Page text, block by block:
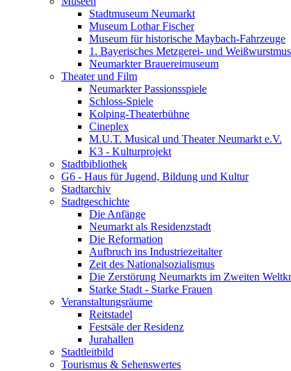
Stadtmuseum Neumarkt
Museum Lothar Fischer
Museum für historische Maybach-Fahrzeuge
1. Bayerisches Metzgerei- und
Neumarkter Brauereimuseum
Theater und Film
Neumarkter Passionsspiele
Schloss-Spiele
Kolping-Theaterbühne
Cineplex
M.U.T. Musical und Theater Neumarkt e.V.
K3 - Kulturprojekt
Stadtbibliothek
G6 - Haus für Jugend, Bildung und Kultur
Stadtarchiv
Stadtgeschichte
Die Anfänge
Neumarkt als Residenzstadt
Die Reformation
Aufbruch ins Industriezeitalter
Zeit des Nationalsozialismus
Die Zerstörung Neumarkts im Zweiten
Starke Stadt - Starke Frauen
Veranstaltungsräume
Reitstadel
Festsäle der Residenz
Jurahallen
Stadtleitbild
Tourismus & Sehenswertes